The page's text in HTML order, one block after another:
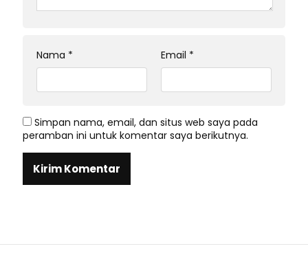
Nama * Email *
Simpan nama, email, dan situs web saya pada
peramban ini untuk komentar saya berikutnya.